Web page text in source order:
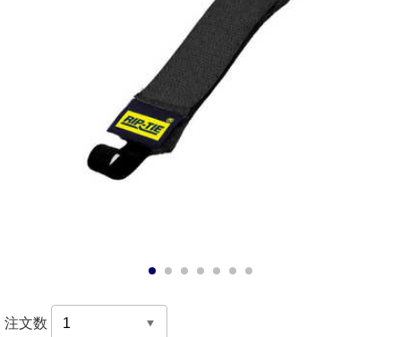
注文数